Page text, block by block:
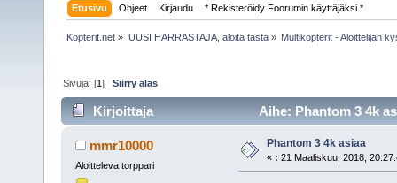
Etusivu Ohjeet Kirjaudu * Rekisteröidy Foorumin käyttäjäksi *
Kopterit.net » UUSI HARRASTAJA, aloita tästä» Multikopterit - Aloittelijan
Sivuja: [1]Siirry alas
Kirjoittaja Aihe: Phantom 3 4k
mmr10000
Aloitteleva torppari
Phantom 3 4k asiaa
« : 21 Maaliskuu, 2018,